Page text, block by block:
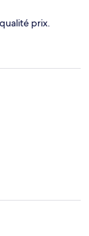
prix.